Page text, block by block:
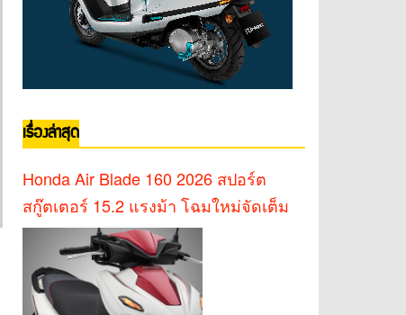
เรื่องล่าสุด
Honda Air Blade 160 2026 สปอร์ต
สกู๊ตเตอร์ 15.2 แรงม้า โฉมใหม่จัดเต็ม